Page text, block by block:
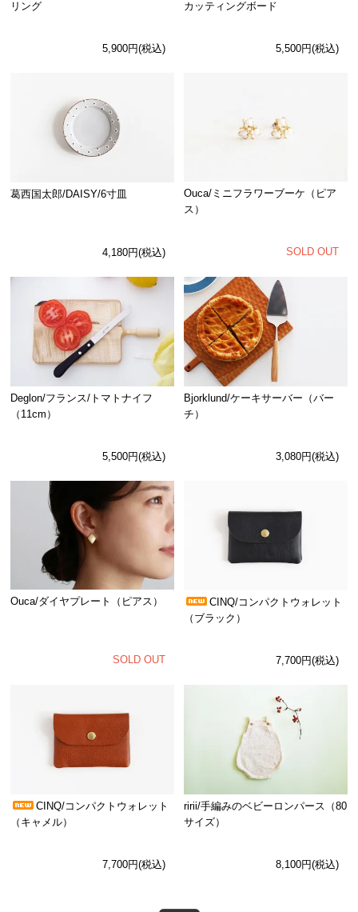
リング
5,900円(税込)
カッティングボード
5,500円(税込)
葛西国太郎/DAISY/6寸皿
4,180円(税込)
Ouca/ミニフラワーブーケ（ピア
ス）
SOLD OUT
Deglon/フランス/トマトナイフ
（11cm）
5,500円(税込)
Bjorklund/ケーキサーバー（バー
チ）
3,080円(税込)
Ouca/ダイヤプレート（ピアス）
SOLD OUT
CINQ/コンパクトウォレット
（ブラック）
7,700円(税込)
CINQ/コンパクトウォレット
（キャメル）
7,700円(税込)
ririi/手編みのベビーロンパース（80
サイズ）
8,100円(税込)